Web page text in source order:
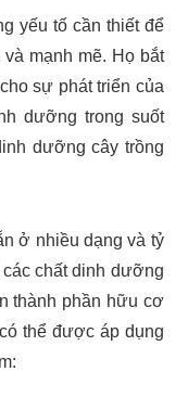
yếu tố cần thiết để
mạnh mẽ. Họ bắt
sự phát triển của
dưỡng trong suốt
dưỡng cây trồng
ở nhiều dạng và tỷ
chất dinh dưỡng
thành phần hữu cơ
thể được áp dụng